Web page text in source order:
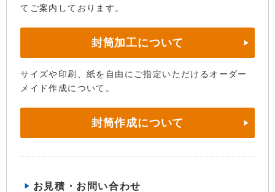
てご案内しております。
封筒加工について
サイズや印刷、紙を自由にご指定いただけるオーダー
メイド作成について。
封筒作成について
お見積・お問い合わせ